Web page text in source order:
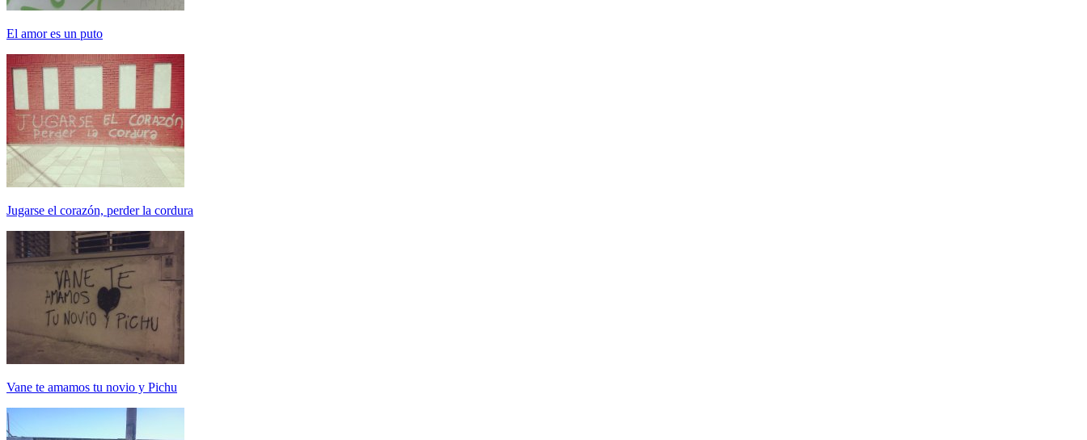
El amor es un puto
Jugarse el corazón, perder la cordura
Vane te amamos tu novio y Pichu